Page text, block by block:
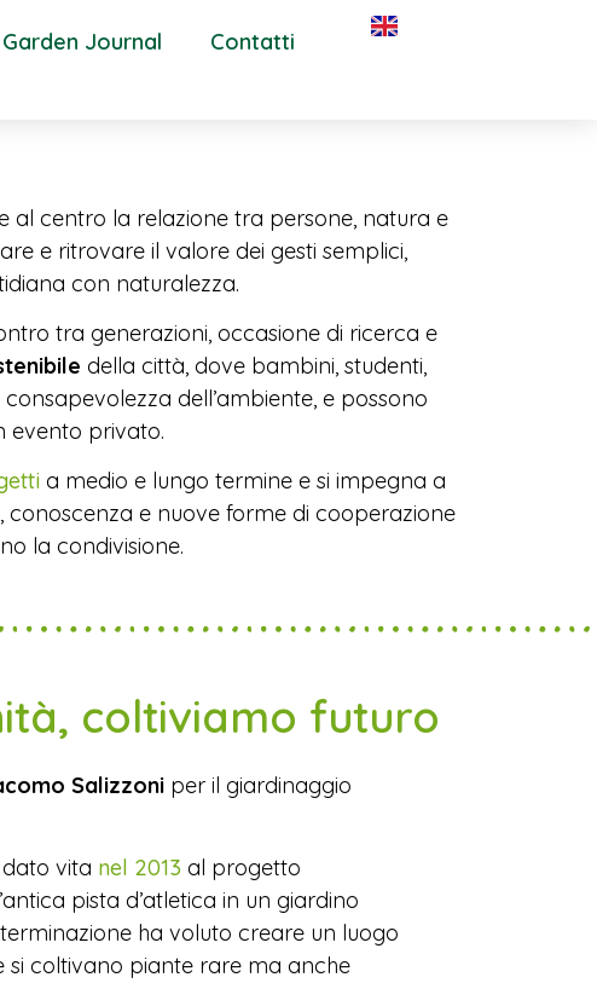
Journal Contatti
centro la relazione tra persone, natura e
e ritrovare il valore dei gesti semplici,
con naturalezza.
tra generazioni, occasione di ricerca e
della città, dove bambini, studenti,
dell’ambiente, e possono
evento privato.
a medio e lungo termine e si impegna a
e nuove forme di cooperazione
la condivisione.
coltiviamo futuro
Salizzoni per il giardinaggio
vita nel 2013 al progetto
pista d’atletica in un giardino
ha voluto creare un luogo
si coltivano piante rare ma anche